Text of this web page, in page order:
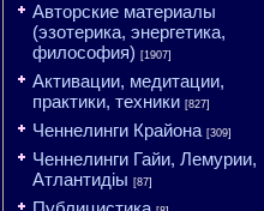
Авторские материалы
(эзотерика, энергетика,
философия) [1907]
Активации, медитации,
практики, техники [827]
Ченнелинги Крайона [309]
Ченнелинги Гайи, Лемурии,
Атлантидіы [87]